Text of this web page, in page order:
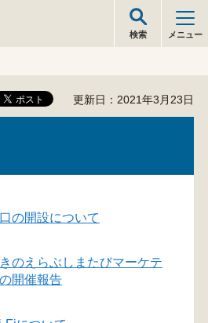
検索 メニュー
更新日：2021年3月23日
の開設について
のえらぶしまたびマーケテ
開催報告